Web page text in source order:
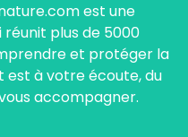
est une
plus de 5000
et protéger la
est à votre écoute, du
accompagner.